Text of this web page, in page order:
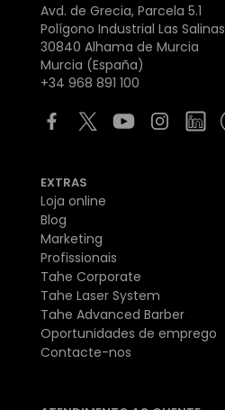
Avd. de Grecia, Parcela 5.1
Polígono Industrial Las Salinas
30840 Alhama de Murcia
Murcia (España)
+34 968 891 100
EXTRAS
Loja online
Blog
Marketing
Profissionais
Tahe Corporate
Tahe Laser System
Tahe Advanced Barber
Oportunidades de emprego
Contacte-nos